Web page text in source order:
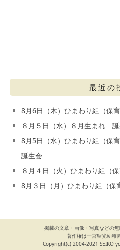
最近の
8月6日（木）ひまわり組（保
８月５日（水）８月生まれ
8月5日（水）ひまわり組（保
誕生会
８月４日（火）ひまわり組（
8月３日（月）ひまわり組（
掲載の文章・画像・写真などの無
著作権は一宮聖光幼稚
Copyright(c) 2004-2021 SEIKO